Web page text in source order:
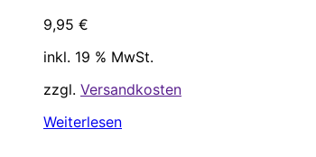
9,95 €
inkl. 19 % MwSt.
zzgl. Versandkosten
Weiterlesen